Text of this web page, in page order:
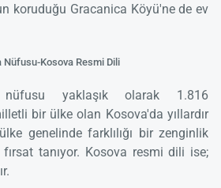
koruduğu Gracanica Köyü'ne de ev
Nüfusu-Kosova Resmi Dili
yaklaşık olarak 1.816
bir ülke olan Kosova'da yıllardır
genelinde farklılığı bir zenginlik
tanıyor. Kosova resmi dili ise;